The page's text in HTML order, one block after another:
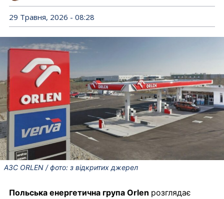
29 Травня, 2026 - 08:28
АЗС ORLEN / фото: з відкритих джерел
Польська енергетична група Orlen розглядає